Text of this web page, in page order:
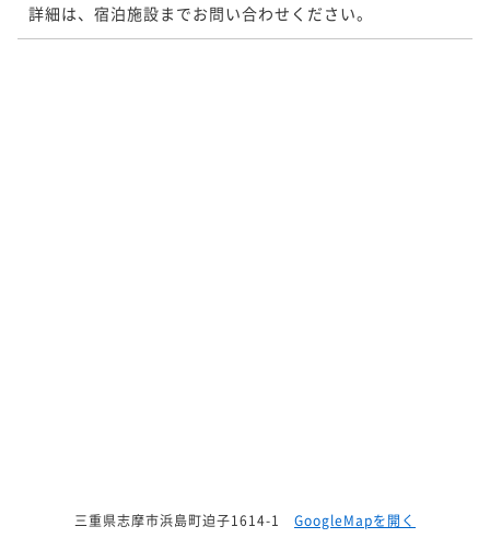
詳細は、宿泊施設までお問い合わせください。
三重県志摩市浜島町迫子1614-1 GoogleMapを開く